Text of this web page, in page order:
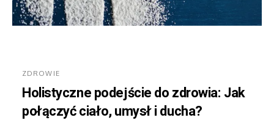
ZDROWIE
Holistyczne podejście do zdrowia: Jak
połączyć ciało, umysł i ducha?